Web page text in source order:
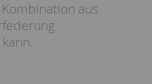
aus